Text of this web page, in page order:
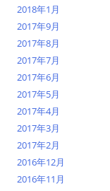
2018年1月
2017年9月
2017年8月
2017年7月
2017年6月
2017年5月
2017年4月
2017年3月
2017年2月
2016年12月
2016年11月